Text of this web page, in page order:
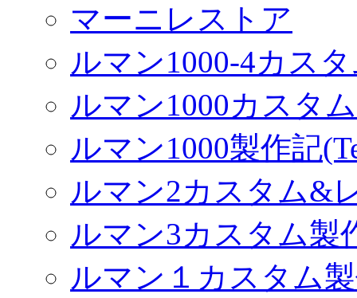
マーニレストア
ルマン1000-4カス
ルマン1000カスタ
ルマン1000製作記
ルマン2カスタム&
ルマン3カスタム製
ルマン１カスタム